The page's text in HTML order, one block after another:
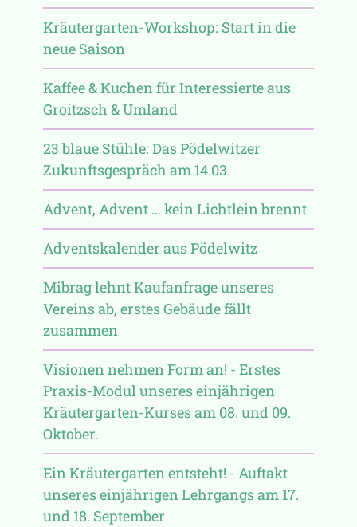
Kräutergarten-Workshop: Start in die
neue Saison
Kaffee & Kuchen für Interessierte aus
Groitzsch & Umland
23 blaue Stühle: Das Pödelwitzer
Zukunftsgespräch am 14.03.
Advent, Advent … kein Lichtlein brennt
Adventskalender aus Pödelwitz
Mibrag lehnt Kaufanfrage unseres
Vereins ab, erstes Gebäude fällt
zusammen
Visionen nehmen Form an! - Erstes
Praxis-Modul unseres einjährigen
Kräutergarten-Kurses am 08. und 09.
Oktober.
Ein Kräutergarten entsteht! - Auftakt
unseres einjährigen Lehrgangs am 17.
und 18. September